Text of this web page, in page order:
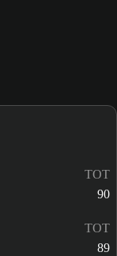
TOT
90
TOT
89